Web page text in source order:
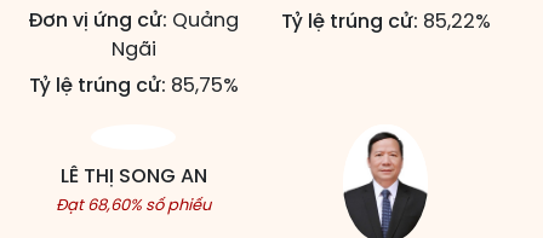
Đơn vị ứng cử: Quảng
Ngãi
Tỷ lệ trúng cử: 85,75%
Tỷ lệ trúng cử: 85,22%
LÊ THỊ SONG AN
Đạt 68,60% số phiếu